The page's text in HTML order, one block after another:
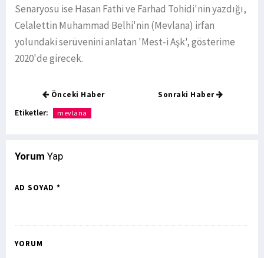
Senaryosu ise Hasan Fathi ve Farhad Tohidi'nin yazdığı,
Celalettin Muhammad Belhi'nin (Mevlana) irfan
yolundaki serüvenini anlatan 'Mest-i Aşk', gösterime
2020'de girecek.
Önceki Haber Sonraki Haber
Etiketler: mevlana
Yorum Yap
AD SOYAD *
YORUM